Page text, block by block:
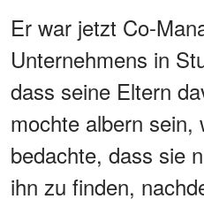
Er war jetzt Co-
Unternehmens in
dass seine Eltern
mochte albern sein,
bedachte, dass sie
ihn zu finden,